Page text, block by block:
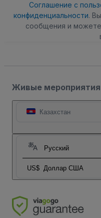
Соглашение с
конфиденциальности.
сообщения и
Живые
Казахстан
Русский
US$ Доллар США